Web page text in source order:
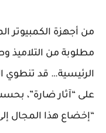
من أجهزة الكمبيوتر
مطلوبة من التلاميذ
الرئيسية… قد تنطوي
على “آثار ضارة”،
“إخضاع هذا المجال